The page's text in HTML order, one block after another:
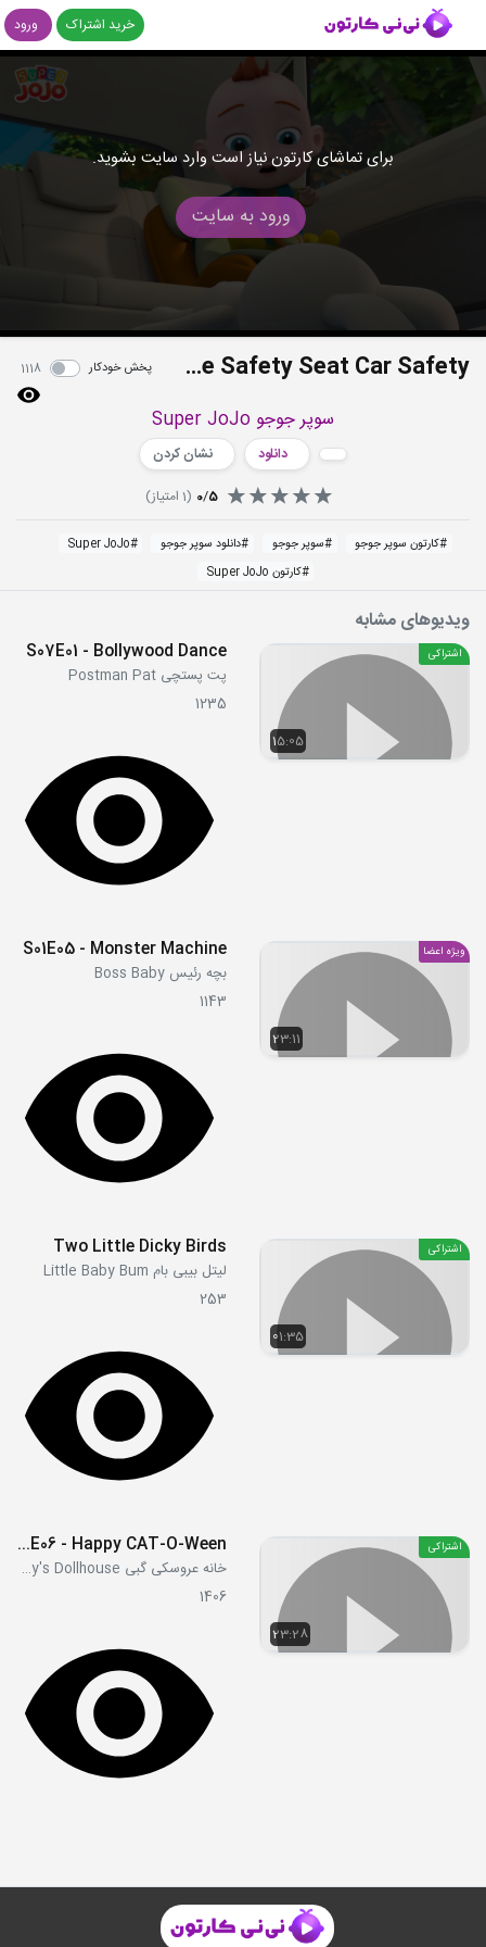
خرید اشتراک ورود
برای تماشای کارتون نیاز است وارد سایت بشوید.
ورود به سایت
I Don't Like the Safety Seat Car Safety پخش خودکار 1118
سوپر جوجو Super JoJo
دانلود
نشان کردن
0/5
(
1 امتیاز)
#کارتون سوپر جوجو #سوپر جوجو #دانلود سوپر جوجو #
Super JoJo
#کارتون Super JoJo
ویدیوهای مشابه
15:05
اشتراکی S07E01 - Bollywood Dance
پت پستچی Postman Pat
1235
23:11
ویژه اعضا S01E05 - Monster Machine
بچه رئیس Boss Baby
1143
01:35
اشتراکی Two Little Dicky Birds
لیتل بیبی بام Little Baby Bum
253
23:28
اشتراکی S5E06 - Happy CAT-O-Ween!
خانه عروسکی گبی Gabby's Dollhouse
1406